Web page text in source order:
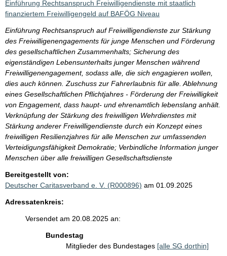
Einführung Rechtsanspruch Freiwilligendienste mit staatlich
finanziertem Freiwilligengeld auf BAFÖG Niveau
Einführung Rechtsanspruch auf Freiwilligendienste zur Stärkung
des Freiwilligenengagements für junge Menschen und Förderung
des gesellschaftlichen Zusammenhalts; Sicherung des
eigenständigen Lebensunterhalts junger Menschen während
Freiwilligenengagement, sodass alle, die sich engagieren wollen,
dies auch können. Zuschuss zur Fahrerlaubnis für alle. Ablehnung
eines Gesellschaftlichen Pflichtjahres - Förderung der Freiwilligkeit
von Engagement, dass haupt- und ehrenamtlich lebenslang anhält.
Verknüpfung der Stärkung des freiwilligen Wehrdienstes mit
Stärkung anderer Freiwilligendienste durch ein Konzept eines
freiwilligen Resilienzjahres für alle Menschen zur umfassenden
Verteidigungsfähigkeit Demokratie; Verbindliche Information junger
Menschen über alle freiwilligen Gesellschaftsdienste
Bereitgestellt von:
Deutscher Caritasverband e. V. (R000896) am 01.09.2025
Adressatenkreis:
Versendet am 20.08.2025 an:
Bundestag
Mitglieder des Bundestages [alle SG dorthin]